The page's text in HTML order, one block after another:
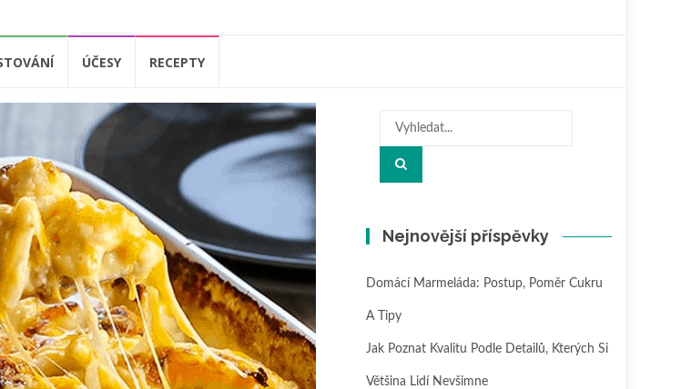
ÚČESY RECEPTY
Hledat:
Nejnovější příspěvky
Domácí Marmeláda: Postup, Poměr Cukru
A Tipy
Jak Poznat Kvalitu Podle Detailů, Kterých Si
Většina Lidí Nevšimne